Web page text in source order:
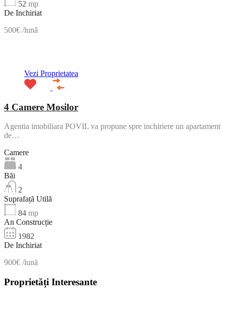
52 mp
De Inchiriat
500€ /lună
Vezi Proprietatea
4 Camere Mosilor
Agentia imobiliara POVIL va propune spre inchiriere un apartament
de…
Camere
4
Băi
2
Suprafață Utilă
84 mp
An Construcție
1982
De Inchiriat
900€ /lună
Proprietăți Interesante